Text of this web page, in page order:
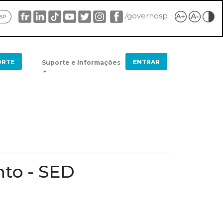
/governosp
Suporte e Informações ENTRAR
- SED